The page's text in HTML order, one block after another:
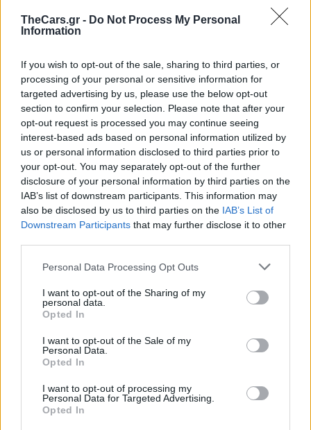
TheCars.gr - Do Not Process My Personal
Information
If you wish to opt-out of the sale, sharing to third parties, or
processing of your personal or sensitive information for
targeted advertising by us, please use the below opt-out
section to confirm your selection. Please note that after your
opt-out request is processed you may continue seeing
interest-based ads based on personal information utilized by
us or personal information disclosed to third parties prior to
your opt-out. You may separately opt-out of the further
disclosure of your personal information by third parties on the
IAB’s list of downstream participants. This information may
also be disclosed by us to third parties on the IAB’s List of
Downstream Participants that may further disclose it to other
Personal Data Processing Opt Outs
I want to opt-out of the Sharing of my
personal data.
Opted In
I want to opt-out of the Sale of my
Personal Data.
Opted In
I want to opt-out of processing my
Personal Data for Targeted Advertising.
Opted In
πρώτο μοντέλο της Toyota που διαθέτει
αναβαθμισμένο ηλιακό σύστημα
αυτοκίνητο να φορτίζει αυτόματα,
προσφέροντας την ισχύ για μέχρι και
8,7 χιλιόμετρα ηλεκτρικής
αυτονομίας καθημερινά.
Επίσης, διαθέτει το τελευταίο σύστημα
Toyota Safety Senseκαι τοT-Mateγια
την προστασία του οδηγού και των
επιβατών, προσφέροντας πλήρη
υποστήριξη για την αποφυγή
ατυχημάτων και την ευκολία στη χρήση
του οχήματος.
Η νέα σειρά του Prius είναι πλέον
προσφέρει στους χρήστες νέες